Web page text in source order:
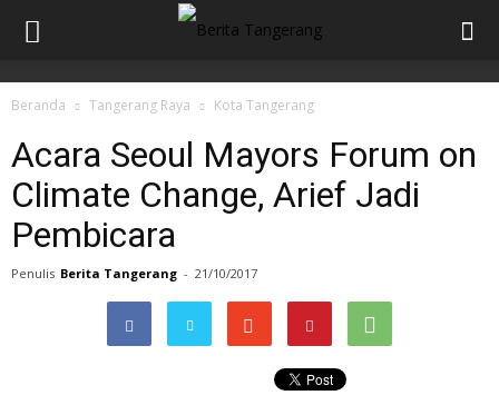
Beranda Tangerang Raya Kota Tangerang
Acara Seoul Mayors Forum on
Climate Change, Arief Jadi
Pembicara
Penulis Berita Tangerang - 21/10/2017